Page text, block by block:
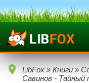
LibFox » Книги »
Савинов - Тайный